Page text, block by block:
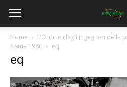
Home
L’Ordine degli Ingegneri della
Sisma 1980
eq
eq